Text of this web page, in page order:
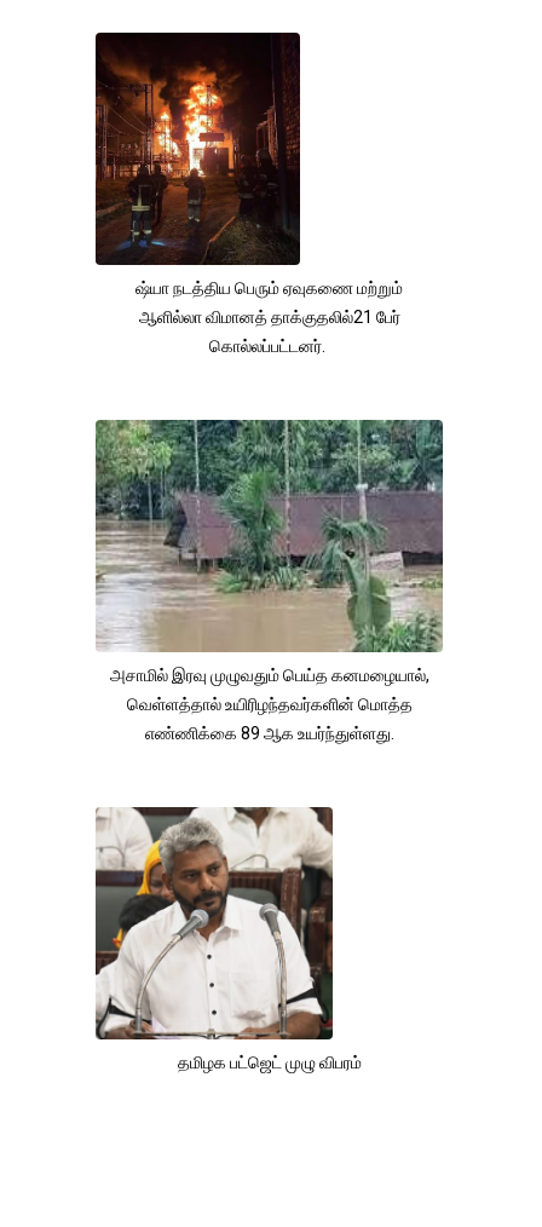
ஷ்யா நடத்திய பெரும் ஏவுகணை மற்றும்
ஆளில்லா விமானத் தாக்குதலில்21 பேர்
கொல்லப்பட்டனர்.
அசாமில் இரவு முழுவதும் பெய்த கனமழையால்,
வெள்ளத்தால் உயிரிழந்தவர்களின் மொத்த
எண்ணிக்கை 89 ஆக உயர்ந்துள்ளது.
தமிழக பட்ஜெட் முழு விபரம்